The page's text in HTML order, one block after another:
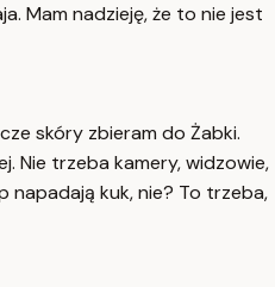
Mam nadzieję, że to nie jest
skóry zbieram do Żabki.
Nie trzeba kamery, widzowie,
napadają kuk, nie? To trzeba,